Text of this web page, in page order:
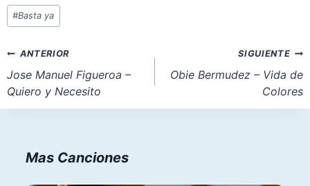
Etiquetas
de
entrada:
#Basta ya
Navegación
de
entradas
ANTERIOR
Jose Manuel Figueroa –
Quiero y Necesito
SIGUIENTE
Obie Bermudez – Vida de
Colores
Mas Canciones